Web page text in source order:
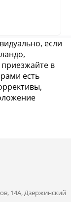
если
в
есть
14А, Дзержинский